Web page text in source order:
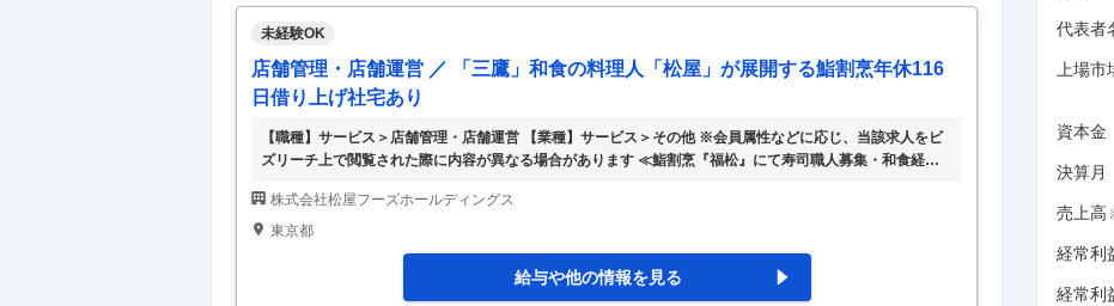
未経験OK
店舗管理・店舗運営 ／ 「三鷹」和食の料理人「松屋」が展開する鮨割烹年休116
日借り上げ社宅あり
【職種】サービス＞店舗管理・店舗運営 【業種】サービス＞その他 ※会員属性などに応じ、当該求人をビ
ズリーチ上で閲覧された際に内容が異なる場合があります ≪鮨割烹『福松』にて寿司職人募集・和食経験
国チェーンとして知られる『松屋』を運営する当社が展開する東京都三鷹本社『福松』にて活躍いただける
方の募集です。 【業務詳細】 食材の仕込み、調理全般業務が中心となります。 ■キャリアパス 料理長候補
として信頼できる存在になっていただければ、正式に昇格。お店の責任者をおまかせします。 【働き方】
株式会社松屋フーズホールディングス
東京都
給与や他の情報を見る
代表者
上場市
資本金
決算月
売上高
経常利
経常利